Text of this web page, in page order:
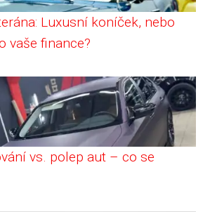
Luxusní koníček, nebo
vaše finance?
vs. polep aut – co se